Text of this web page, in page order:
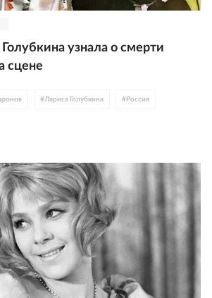
узнала о смерти
сцене
#Лариса Голубкина # Россия